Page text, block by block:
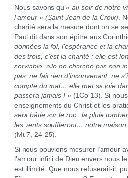
Nous savons qu’« au soir de notre
l’amour » (Saint Jean de la Croix) .
charité sera la mesure dont on se
Paul dit dans son épître aux
données la foi, l’espérance et la
des trois, c’est la charité : elle est
serviable, elle ne cherche pas son
pas, ne fait rien d’inconvenant, ne
compte du mal… elle met sa joie
passera jamais ! »(1Co 13). Si
enseignements du Christ et les
sera bâtie sur le roc : la pluie
les vents souffleront… notre
(Mt 7, 24-25).
Si nous pouvions mesurer l’amour
l’amour infini de Dieu envers nous
est illimité. Que nous refuserait-il,